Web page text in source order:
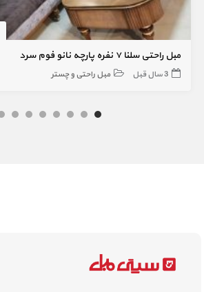
مبل راحتی سلنا ۷ نفره پارچه نانو فوم سرد
3 سال قبل مبل راحتی و چستر